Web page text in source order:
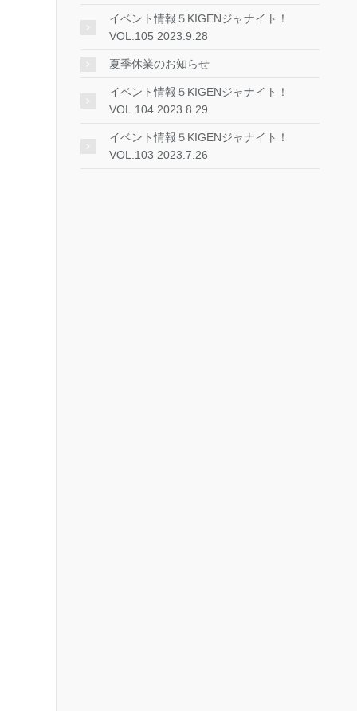
イベント情報５KIGENジャナイト！
VOL.105 2023.9.28
夏季休業のお知らせ
イベント情報５KIGENジャナイト！
VOL.104 2023.8.29
イベント情報５KIGENジャナイト！
VOL.103 2023.7.26